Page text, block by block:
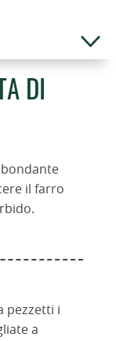
DI
il farro
pezzetti i
a